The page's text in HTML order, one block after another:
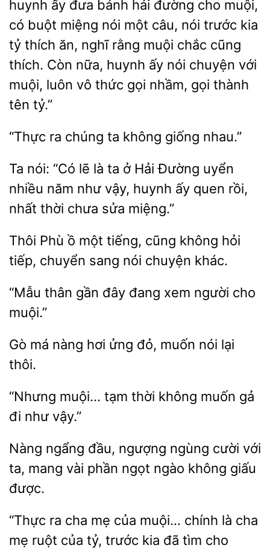
huynh ấy đưa bánh hải đường cho muội,
có buột miệng nói một câu, nói trước kia
thích ăn, nghĩ rằng muội chắc cũng
thích. Còn nữa, huynh ấy nói chuyện với
muội, luôn vô thức gọi nhầm, gọi thành
tên tỷ.”
ra chúng giống nhau.”
Ta nói: “Có lẽ là ta ở Hải Đường uyển
nhiều năm như vậy,
ấy quen
nhất thời
sửa miệng.”
Thôi Phù ồ tiếng,
không hỏi
tiếp, chuyển sang
chuyện khác.
“Mẫu
gần đây đang xem
muội.”
Gò má nàng hơi ửng đỏ,
thôi.
muội… tạm thời không
gả
đi như
Nàng ngẩng đầu,
ngùng cười với
ta, mang
phần ngọt ngào không giấu
“Thực ra cha mẹ của muội…
là cha
ruột của tỷ, trước kia đã tìm cho